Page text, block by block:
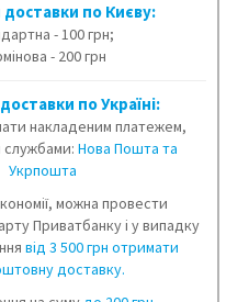
доставки по Києву:
- 100 грн;
- 200 грн
по Україні:
накладеним платежем,
Нова Пошта та
Укрпошта
можна провести
Приватбанку і у випадку
від 3 500 грн отримати
доставку.